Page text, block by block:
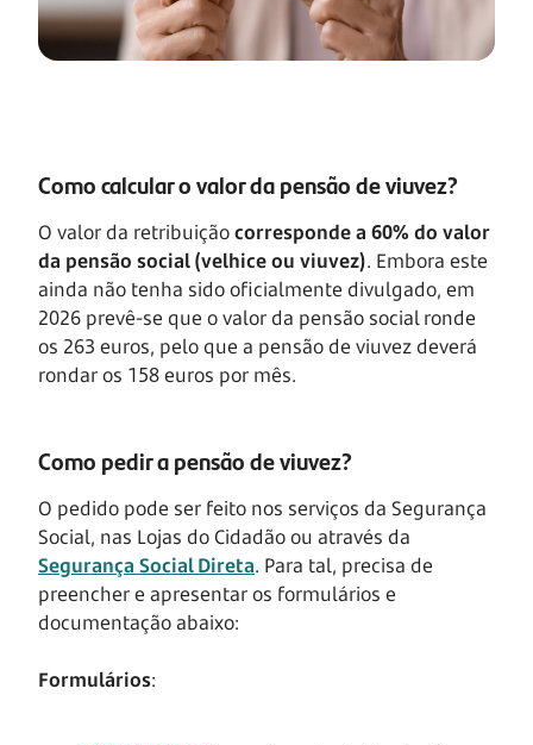
Como calcular o valor da pensão de viuvez?
O valor da retribuiçãocorresponde a 60% do valor
da pensão social (velhice ou viuvez). Embora este
ainda não tenha sido oficialmente divulgado, em
2026 prevê-se que o valor da pensão social ronde
os 263 euros, pelo que a pensão de viuvez deverá
rondar os 158 euros por mês.
Como pedir a pensão de viuvez?
O pedido pode ser feito nos serviços da Segurança
Social, nas Lojas do Cidadão ou através da
Segurança Social Direta. Para tal, precisa de
preencher e apresentar os formulários e
documentação abaixo:
Formulários: